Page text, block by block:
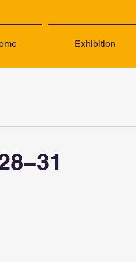
Exhibition